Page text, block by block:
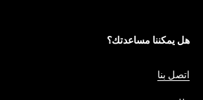
هل يمكننا مساعدتك؟
اتصل بنا